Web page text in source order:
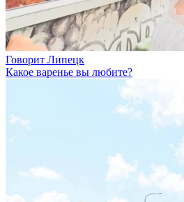
Говорит Липецк
Какое варенье вы любите?